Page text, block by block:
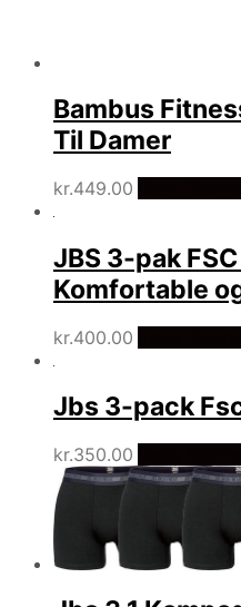
Bambus
Til Damer
kr.449.00
JBS 3-pak
Komfortable
kr.400.00
Jbs 3-pack
kr.350.00